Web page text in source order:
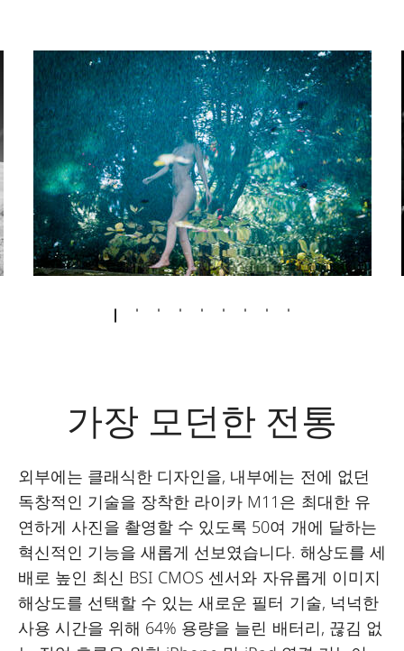
가장 모던한 전통
외부에는 클래식한 디자인을, 내부에는 전에 없던
독창적인 기술을 장착한 라이카 M11은 최대한 유
연하게 사진을 촬영할 수 있도록 50여 개에 달하는
혁신적인 기능을 새롭게 선보였습니다. 해상도를 세
배로 높인 최신 BSI CMOS 센서와 자유롭게 이미지
해상도를 선택할 수 있는 새로운 필터 기술, 넉넉한
사용 시간을 위해 64% 용량을 늘린 배터리, 끊김 없